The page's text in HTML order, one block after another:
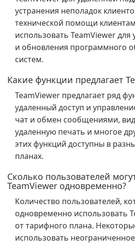
устранения неполадок
технической помощи
использовать TeamViewer для
и обновления программного
систем.
Какие функции предлагает
TeamViewer предлагает ряд
удаленный доступ и
чат и обмен сообщениями,
удаленную печать и многое
этих функций доступны в
планах.
Сколько пользователей
TeamViewer одновременно?
Количество пользователей,
одновременно использовать
от тарифного плана.
использовать